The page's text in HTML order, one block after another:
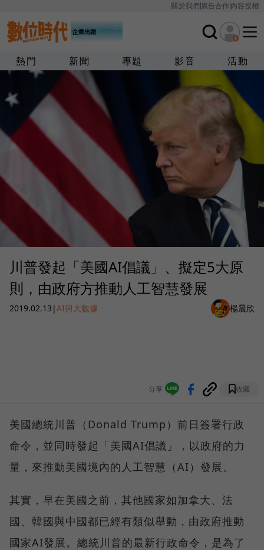
關於我們廣告合作內容授權
熱門 新聞 專題 影音 活動
川普發起「美國AI倡議」、擬定5大原
則，由政府方推動人工智慧發展
2019.02.13 |AI與大數據 楊晨欣
分享 收藏
美國總統川普（Donald Trump）前日簽署行政
命令，並同時發起「美國AI倡議」，以政府的力
量，來推動美國境內的人工智慧（AI）發展。
其實，早在美國之前，其他國家如加拿大、法
國、韓國與中國都已經有類似舉動，由政府推動
國家AI發展。總統川普的最新行政命令，是為了